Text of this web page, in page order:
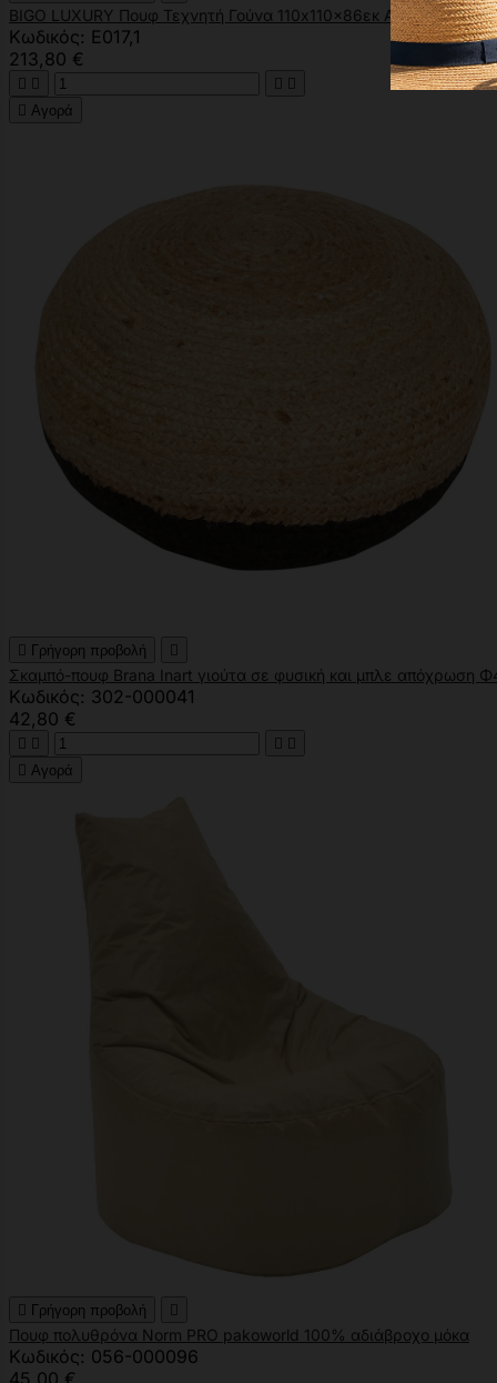
BIGO LUXURY Πουφ Τεχνητή Γούνα 110x110x86εκ Απόχρωση
Κωδικός: Ε017,1
213,80 €
   
 Αγορά
 Γρήγορη προβολή 
Σκαμπό-πουφ Brana Inart γιούτα σε φυσική και μπλε απόχρωση
Κωδικός: 302-000041
42,80 €
   
 Αγορά
 Γρήγορη προβολή 
Πουφ πολυθρόνα Norm PRO pakoworld 100% αδιάβροχο μόκα
Κωδικός: 056-000096
45,00 €